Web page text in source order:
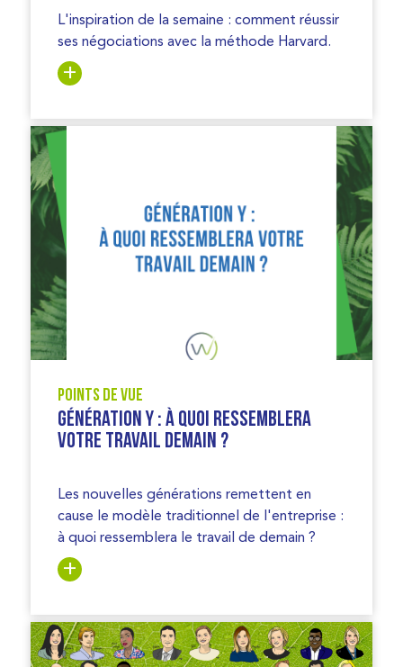
L'inspiration de la semaine : comment réussir
ses négociations avec la méthode Harvard.
Points de vue
Génération Y : à quoi ressemblera
votre travail demain ?
Les nouvelles générations remettent en
cause le modèle traditionnel de l'entreprise :
à quoi ressemblera le travail de demain ?